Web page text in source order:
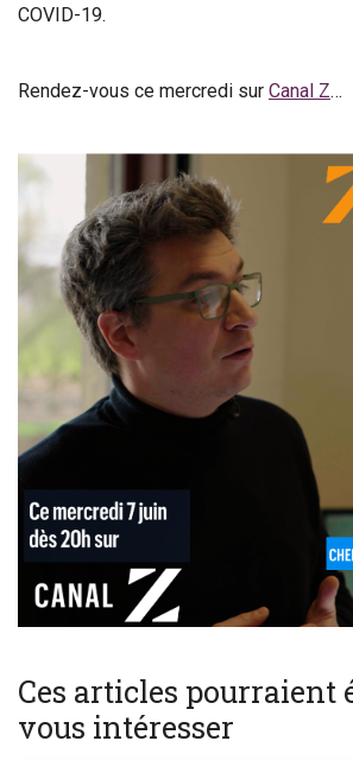
COVID-19.
Rendez-vous ce mercredi sur Canal Z…
Ces articles pourraient
vous intéresser